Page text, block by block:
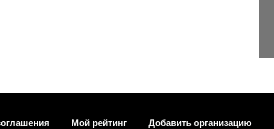
Мой рейтинг Добавить организацию